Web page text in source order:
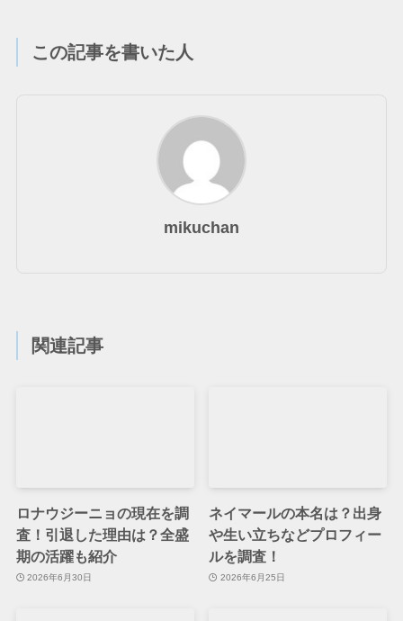
この記事を書いた人
mikuchan
関連記事
ロナウジーニョの現在を調
査！引退した理由は？全盛
期の活躍も紹介
2026年6月30日
ネイマールの本名は？出身
や生い立ちなどプロフィー
ルを調査！
2026年6月25日